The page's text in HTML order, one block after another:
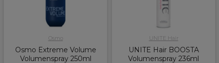
Osmo
Osmo Extreme Volume
Volumenspray 250ml
UNITE Hair
UNITE Hair BOOSTA
Volumenspray 236ml